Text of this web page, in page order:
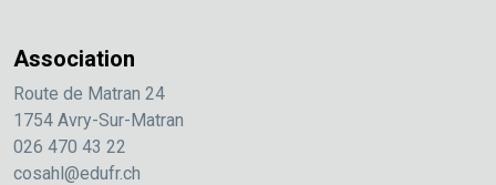
Association
Route de Matran 24
1754 Avry-Sur-Matran
026 470 43 22
cosahl@edufr.ch